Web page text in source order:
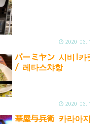
バーミヤン 시비!카
/ 레타스챠항
華屋与兵衛 카라아